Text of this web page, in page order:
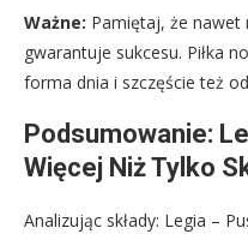
Ważne: Pamiętaj, że nawet
gwarantuje sukcesu. Piłka
forma dnia i szczęście też
Podsumowanie:
Więcej Niż Tylko
Analizując składy: Legia –